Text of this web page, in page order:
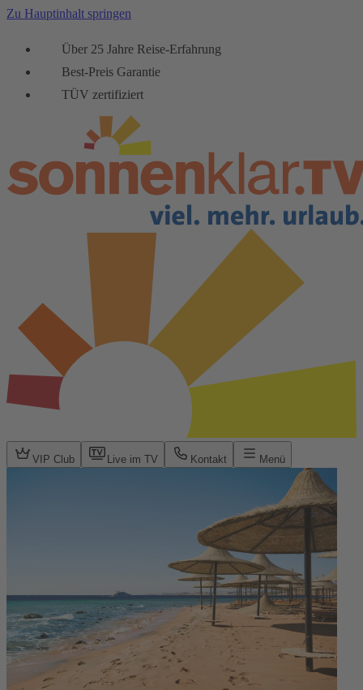
Zu Hauptinhalt springen
Über 25 Jahre Reise-Erfahrung
Best-Preis Garantie
TÜV zertifiziert
VIP Club Live im TV Kontakt Menü